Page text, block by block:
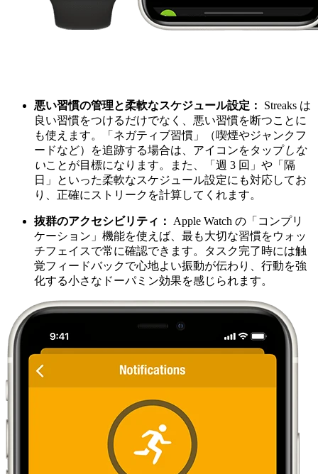
悪い習慣の管理と柔軟なスケジュール設定：
Streaks は
良い習慣をつけるだけでなく、悪い習慣を断つことに
も使えます。「ネガティブ習慣」（喫煙やジャンクフ
ードなど）を追跡する場合は、アイコンをタップしな
いことが目標になります。また、「週 3 回」や「隔
日」といった柔軟なスケジュール設定にも対応してお
り、正確にストリークを計算してくれます。
抜群のアクセシビリティ：
Apple Watch の「コンプリ
ケーション」機能を使えば、最も大切な習慣をウォッ
チフェイスで常に確認できます。タスク完了時には触
覚フィードバックで心地よい振動が伝わり、行動を強
化する小さなドーパミン効果を感じられます。